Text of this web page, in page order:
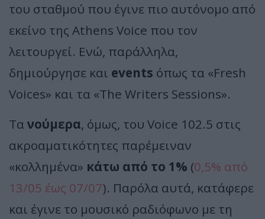
του σταθμού που έγινε πιο αυτόνομο από
εκείνο της Athens Voice που τον
λειτουργεί. Ενώ, παράλληλα,
δημιούργησε και events όπως τα «Fresh
Voices» και τα «The Writers Sessions».
Τα νούμερα, όμως, του Voice 102.5 στις
ακροαματικότητες παρέμειναν
«κολλημένα» κάτω από το 1% (0,5% από
13/05 έως 07/07). Παρόλα αυτά, κατάφερε
και έγινε το μουσικό ραδιόφωνο με τη